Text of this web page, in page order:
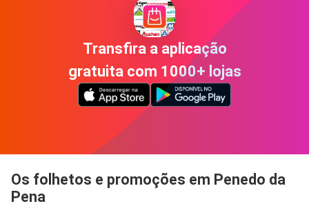
Transfira a aplicação
gratuita com 1000+ lojas
Os folhetos e promoções em Penedo da
Pena